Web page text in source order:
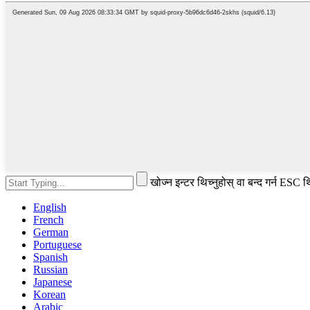
खोज्न इन्टर थिच्नुहोस् वा बन्द गर्न ESC
English
French
German
Portuguese
Spanish
Russian
Japanese
Korean
Arabic